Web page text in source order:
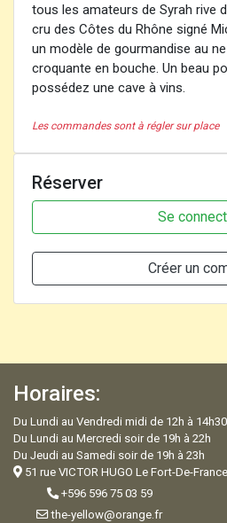
tous les amateurs de Syrah rive
cru des Côtes du Rhône signé
un modèle de gourmandise au
croquante en bouche. Un beau
possédez une cave à vins.
Les commandes sont à régler sur place
Réserver
Se
Créer un
Horaires:
Du Lundi au Vendredi midi de 12h à 14h30
Du Lundi au Mercredi soir de 19h à 22h
Du Jeudi au Samedi soir de 19h à 23h
51 rue VICTOR HUGO Le Fort-De-
+596 596 75 03 59
the-yellow@orange.fr